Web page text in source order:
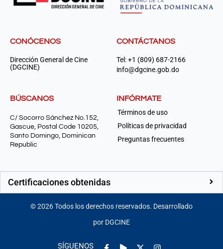
CONÓCENOS
Dirección General de Cine
(DGCINE)
CONTÁCTANOS
Tel: +1 (809) 687-2166
info@dgcine.gob.do
BÚSCANOS
C/ Socorro Sánchez No.152,
Gascue, Postal Code 10205,
Santo Domingo, Dominican
Republic
INFÓRMATE
Términos de uso
Políticas de privacidad
Preguntas frecuentes
Certificaciones obtenidas
©2026Todos los derechos reservados. Desarrollado
por DGCINE
SÍGUENOS
Facebook-
Play Instagram